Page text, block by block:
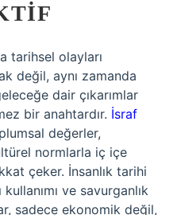
tarihsel olayları
değil, aynı zamanda
dair çıkarımlar
bir anahtardır. İsraf
değerler,
normlarla iç içe
çeker. İnsanlık tarihi
ve savurganlık
sadece ekonomik değil,